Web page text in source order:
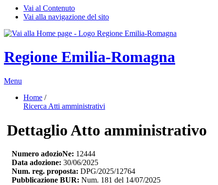
Vai al Contenuto
Vai alla navigazione del sito
Regione Emilia-Romagna
Menu
Home /
Ricerca Atti amministrativi
Dettaglio Atto amministrativo
Numero adozioNe: 12444
Data adozione: 30/06/2025
Num. reg. proposta: DPG/2025/12764
Pubblicazione BUR: Num. 181 del 14/07/2025